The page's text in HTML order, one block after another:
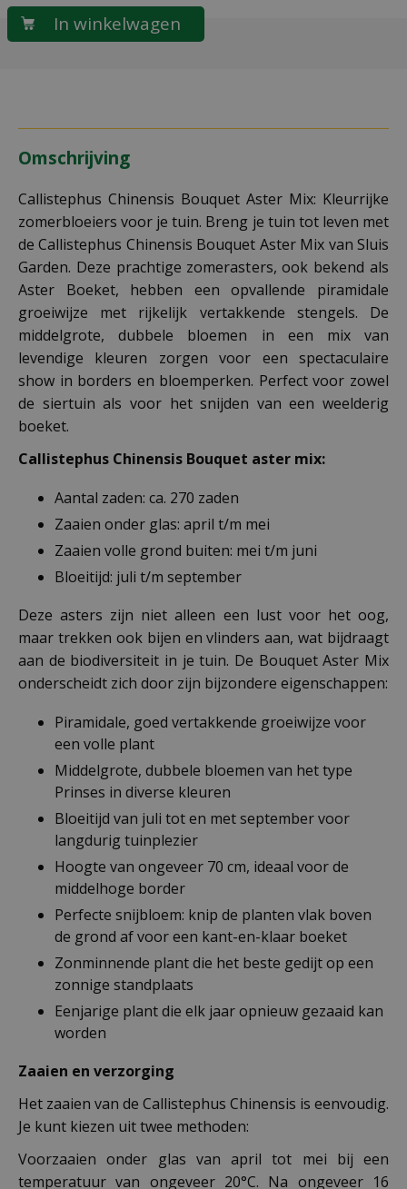
Omschrijving
Callistephus Chinensis Bouquet Aster Mix: Kleurrijke
zomerbloeiers voor je tuin. Breng je tuin tot leven met
de Callistephus Chinensis Bouquet Aster Mix van Sluis
Garden. Deze prachtige zomerasters, ook bekend als
Aster Boeket, hebben een opvallende piramidale
groeiwijze met rijkelijk vertakkende stengels. De
middelgrote, dubbele bloemen in een mix van
levendige kleuren zorgen voor een spectaculaire
show in borders en bloemperken. Perfect voor zowel
de siertuin als voor het snijden van een weelderig
boeket.
Callistephus Chinensis Bouquet aster mix:
Aantal zaden: ca. 270 zaden
Zaaien onder glas: april t/m mei
Zaaien volle grond buiten: mei t/m juni
Bloeitijd: juli t/m september
Deze asters zijn niet alleen een lust voor het oog,
maar trekken ook bijen en vlinders aan, wat bijdraagt
aan de biodiversiteit in je tuin. De Bouquet Aster Mix
onderscheidt zich door zijn bijzondere eigenschappen:
Piramidale, goed vertakkende groeiwijze voor
een volle plant
Middelgrote, dubbele bloemen van het type
Prinses in diverse kleuren
Bloeitijd van juli tot en met september voor
langdurig tuinplezier
Hoogte van ongeveer 70 cm, ideaal voor de
middelhoge border
Perfecte snijbloem: knip de planten vlak boven
de grond af voor een kant-en-klaar boeket
Zonminnende plant die het beste gedijt op een
zonnige standplaats
Eenjarige plant die elk jaar opnieuw gezaaid kan
worden
Zaaien en verzorging
Het zaaien van de Callistephus Chinensis is eenvoudig.
Je kunt kiezen uit twee methoden:
Voorzaaien onder glas van april tot mei bij een
temperatuur van ongeveer 20°C. Na ongeveer 16